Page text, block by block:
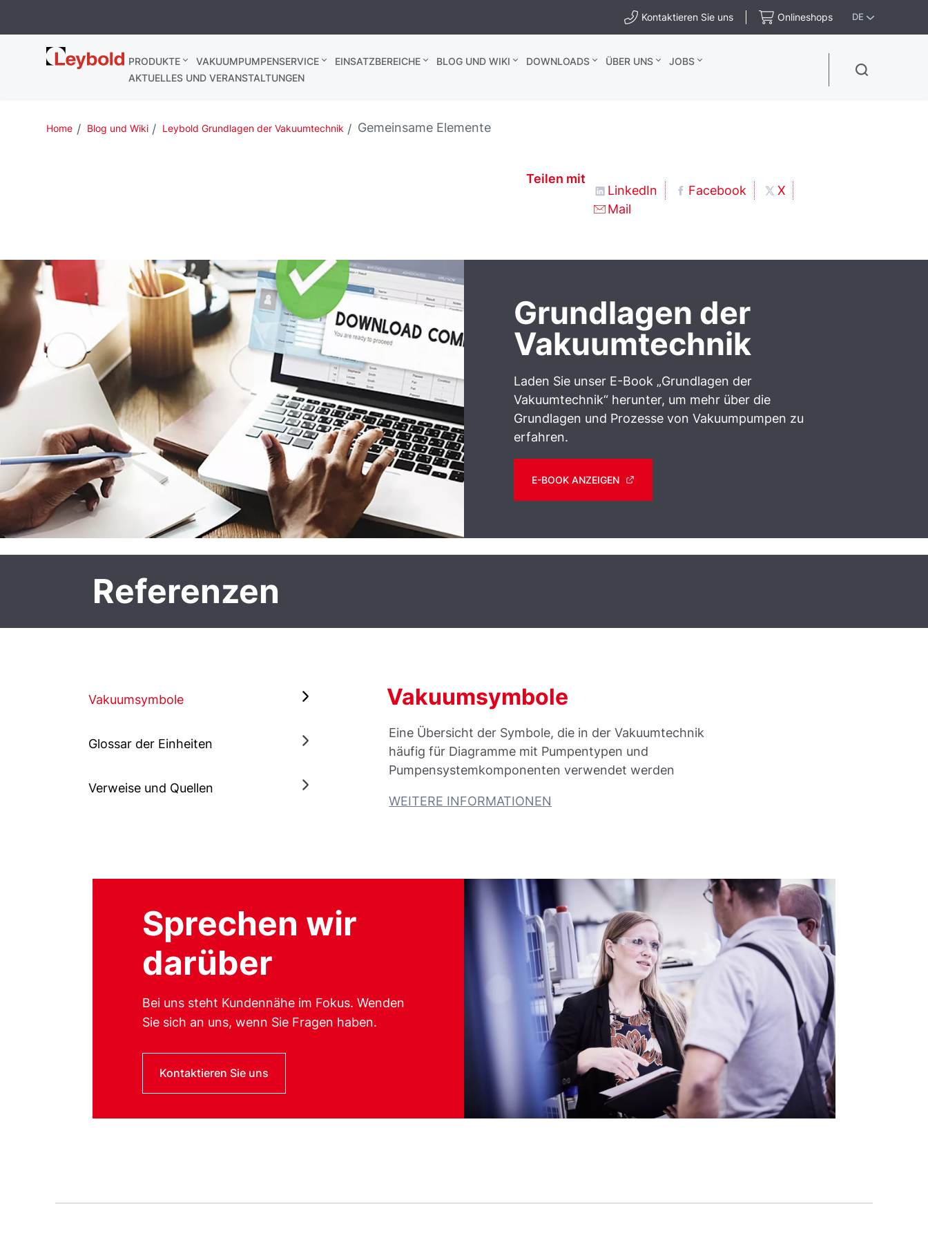
Kontaktieren Sie uns Onlineshops DE
Leybold
Deutschland
PRODUKTE VAKUUMPUMPENSERVICE EINSATZBEREICHE BLOG UND WIKI DOWNLOADS ÜBER UNS
JOBS
AKTUELLES UND VERANSTALTUNGEN
Home Blog und Wiki Leybold Grundlagen der Vakuumtechnik Gemeinsame Elemente
Teilen mit
LinkedIn
Facebook
X
Mail
Grundlagen der
Vakuumtechnik
Laden Sie unser E-Book „Grundlagen der
Vakuumtechnik“ herunter, um mehr über die
Grundlagen und Prozesse von Vakuumpumpen zu
erfahren.
E-BOOK ANZEIGEN
Referenzen
Vakuumsymbole
Glossar der Einheiten
Verweise und Quellen
Vakuumsymbole
Eine Übersicht der Symbole, die in der Vakuumtechnik
häufig für Diagramme mit Pumpentypen und
Pumpensystemkomponenten verwendet werden
WEITERE INFORMATIONEN
Sprechen wir
darüber
Bei uns steht Kundennähe im Fokus. Wenden
Sie sich an uns, wenn Sie Fragen haben.
Kontaktieren Sie uns